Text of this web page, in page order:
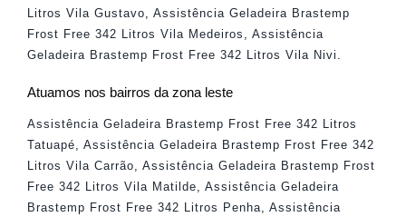
Litros Vila Gustavo
Assistência Geladeira Brastemp
Frost Free 342 Litros Vila Medeiros
Assistência
Geladeira Brastemp Frost Free 342 Litros Vila Nivi
Atuamos nos bairros da zona leste
Assistência Geladeira Brastemp Frost Free 342 Litros
Tatuapé, Assistência Geladeira Brastemp Frost Free 342
Litros Vila Carrão, Assistência Geladeira Brastemp Frost
Free 342 Litros Vila Matilde, Assistência Geladeira
Brastemp Frost Free 342 Litros Penha, Assistência